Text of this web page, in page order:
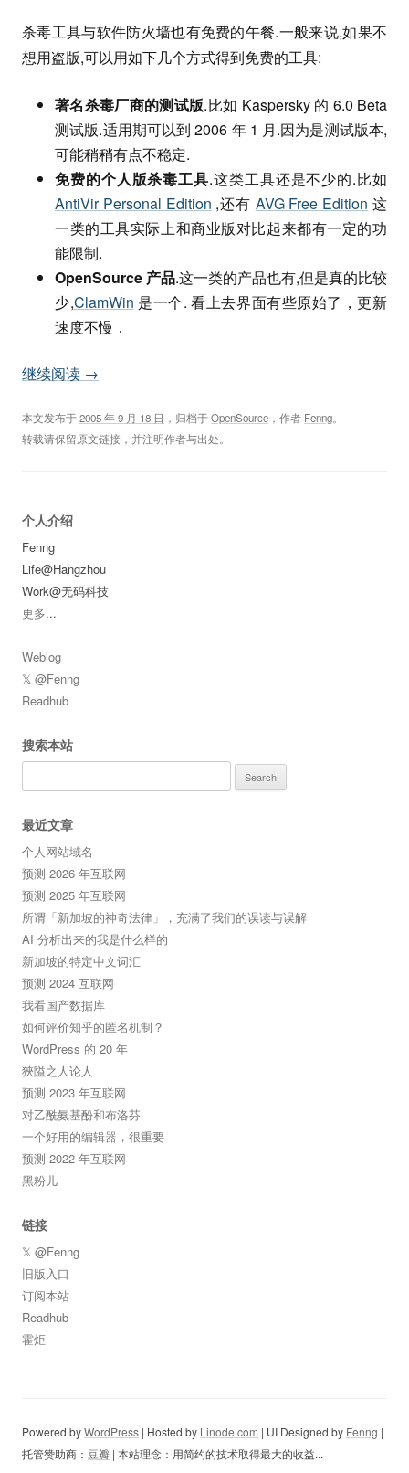
杀毒工具与软件防火墙也有免费的午餐.一般来说,如果不
想用盗版,可以用如下几个方式得到免费的工具:
著名杀毒厂商的测试版.比如 Kaspersky 的 6.0 Beta
测试版.适用期可以到 2006 年 1 月.因为是测试版本,
可能稍稍有点不稳定.
免费的个人版杀毒工具.这类工具还是不少的.比如
AntiVir Personal Edition ,还有 AVG Free Edition 这
一类的工具实际上和商业版对比起来都有一定的功
能限制.
OpenSource 产品.这一类的产品也有,但是真的比较
少,ClamWin 是一个. 看上去界面有些原始了，更新
速度不慢．
继续阅读 →
本文发布于2005 年 9 月 18 日 ，归档于OpenSource ，作者 Fenng。
转载请保留原文链接，并注明作者与出处。
个人介绍
Fenng
Life@Hangzhou
Work@无码科技
更多...
Weblog
𝕏 @Fenng
Readhub
搜索本站
for:
最近文章
个人网站域名
预测 2026 年互联网
预测 2025 年互联网
所谓「新加坡的神奇法律」，充满了我们的误读与误解
AI 分析出来的我是什么样的
新加坡的特定中文词汇
预测 2024 互联网
我看国产数据库
如何评价知乎的匿名机制？
WordPress 的 20 年
狹隘之人论人
预测 2023 年互联网
对乙酰氨基酚和布洛芬
一个好用的编辑器，很重要
预测 2022 年互联网
黑粉儿
链接
𝕏 @Fenng
旧版入口
订阅本站
Readhub
霍炬
Powered byWordPress | Hosted by Linode.com | UI Designed by Fenng |
托管赞助商： 豆瓣 | 本站理念：用简约的技术取得最大的收益...